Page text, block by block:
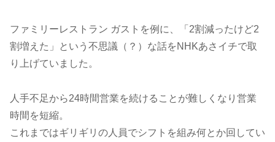
ファミリーレストラン ガストを例に、「2割減ったけど2
割増えた」という不思議（？）な話をNHKあさイチで取
り上げていました。
人手不足から24時間営業を続けることが難しくなり営業
時間を短縮。
これまではギリギリの人員でシフトを組み何とか回してい